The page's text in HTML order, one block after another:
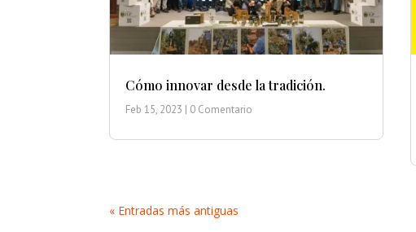
Cómo innovar desde la tradición.
Feb 15, 2023 | 0 Comentario
« Entradas más antiguas